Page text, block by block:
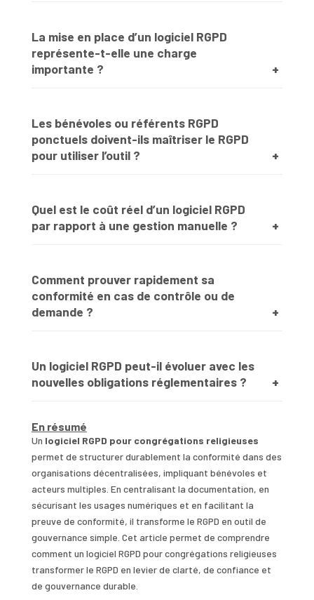
La mise en place d’un logiciel RGPD
représente-t-elle une charge
importante ?
Les bénévoles ou référents RGPD
ponctuels doivent-ils maîtriser le RGPD
pour utiliser l’outil ?
Quel est le coût réel d’un logiciel RGPD
par rapport à une gestion manuelle ?
Comment prouver rapidement sa
conformité en cas de contrôle ou de
demande ?
Un logiciel RGPD peut-il évoluer avec les
nouvelles obligations réglementaires ?
En résumé
Un logiciel RGPD pour congrégations religieuses
permet de structurer durablement la conformité dans des
organisations décentralisées, impliquant bénévoles et
acteurs multiples. En centralisant la documentation, en
sécurisant les usages numériques et en facilitant la
preuve de conformité, il transforme le RGPD en outil de
gouvernance simple. Cet article permet de comprendre
comment un logiciel RGPD pour congrégations religieuses
transformer le RGPD en levier de clarté, de confiance et
de gouvernance durable.